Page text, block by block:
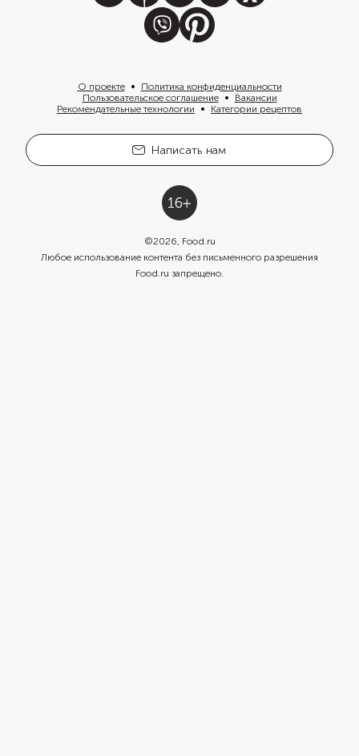
О проекте
Политика конфиденциальности
Пользовательское соглашение
Вакансии
Рекомендательные технологии
Категории рецептов
Написать нам
©2026, Food.ru
Любое использование контента без письменного разрешения
Food.ru запрещено.